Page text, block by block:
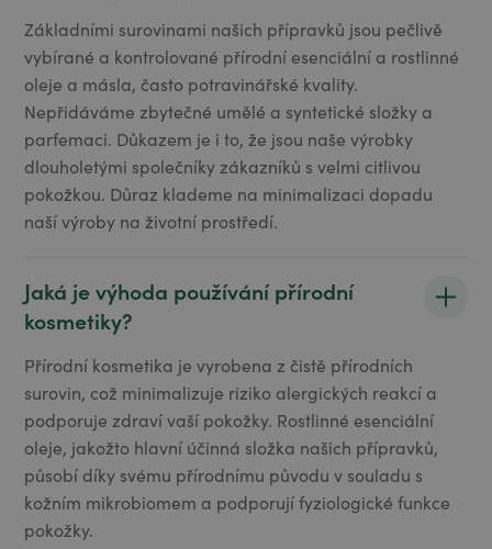
Základními surovinami našich přípravků jsou pečlivě
vybírané a kontrolované přírodní esenciální a rostlinné
oleje a másla, často potravinářské kvality.
Nepřidáváme zbytečné umělé a syntetické složky a
parfemaci. Důkazem je i to, že jsou naše výrobky
dlouholetými společníky zákazníků s velmi citlivou
pokožkou. Důraz klademe na minimalizaci dopadu
naší výroby na životní prostředí.
Jaká je výhoda používání přírodní
kosmetiky?
Přírodní kosmetika je vyrobena z čistě přírodních
surovin, což minimalizuje riziko alergických reakcí a
podporuje zdraví vaší pokožky. Rostlinné esenciální
oleje, jakožto hlavní účinná složka našich přípravků,
působí díky svému přírodnímu původu v souladu s
kožním mikrobiomem a podporují fyziologické funkce
pokožky.